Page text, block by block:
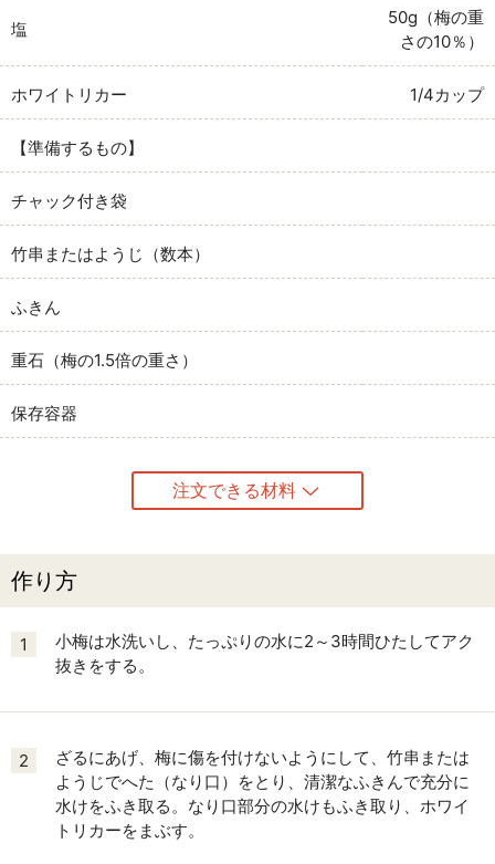
塩
50g（梅の重
さの10％）
ホワイトリカー 1/4カップ
【準備するもの】
チャック付き袋
竹串またはようじ（数本）
ふきん
重石（梅の1.5倍の重さ）
保存容器
注文できる材料
作り方
1
小梅は水洗いし、たっぷりの水に2～3時間ひたしてアク
抜きをする。
2
ざるにあげ、梅に傷を付けないようにして、竹串または
ようじでへた（なり口）をとり、清潔なふきんで充分に
水けをふき取る。なり口部分の水けもふき取り、ホワイ
トリカーをまぶす。